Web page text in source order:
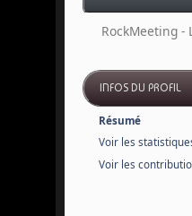
RockMeeting -
INFOS DU PROFIL
Résumé
Voir les
Voir les